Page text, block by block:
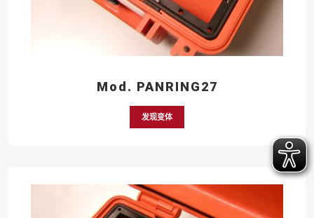
Mod. PANRING27
发现变体